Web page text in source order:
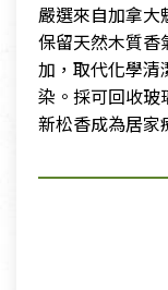
嚴選來自加拿大
保留天然木質香
加，取代化學清
染。採可回收玻
新松香成為居家